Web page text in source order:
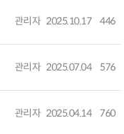
관리자 2025.10.17 446
관리자 2025.07.04 576
관리자 2025.04.14 760